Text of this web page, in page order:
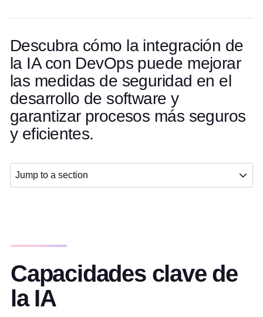
Descubra cómo la integración de
la IA con DevOps puede mejorar
las medidas de seguridad en el
desarrollo de software y
garantizar procesos más seguros
y eficientes.
Jump to a section
Capacidades clave de
la IA